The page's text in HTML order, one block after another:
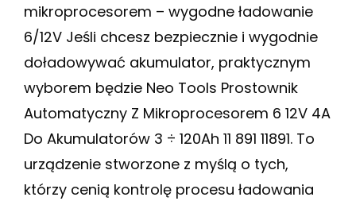
mikroprocesorem – wygodne ładowanie
6/12V Jeśli chcesz bezpiecznie i wygodnie
doładowywać akumulator, praktycznym
wyborem będzie Neo Tools Prostownik
Automatyczny Z Mikroprocesorem 6 12V 4A
Do Akumulatorów 3 ÷ 120Ah 11 891 11891. To
urządzenie stworzone z myślą o tych,
którzy cenią kontrolę procesu ładowania